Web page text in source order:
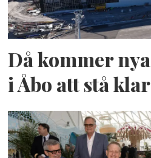
Då kommer
i Åbo att stå klar